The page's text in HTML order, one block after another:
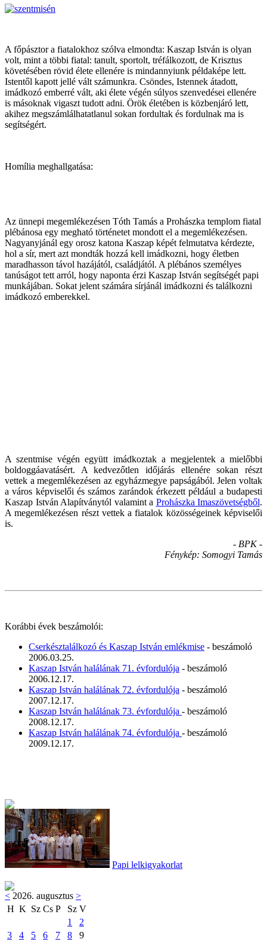
A főpásztor a fiatalokhoz szólva elmondta: Kaszap István is olyan
volt, mint a többi fiatal: tanult, sportolt, tréfálkozott, de Krisztus
követésében rövid élete ellenére is mindannyiunk példaképe lett.
Istentől kapott jellé vált számunkra. Csöndes, Istennek átadott,
imádkozó emberré vált, aki élete végén súlyos szenvedései ellenére
is másoknak vigaszt tudott adni. Örök életében is közbenjáró lett,
akihez megszámlálhatatlanul sokan fordultak és fordulnak ma is
segítségért.
Homília meghallgatása:
Az ünnepi megemlékezésen Tóth Tamás a Prohászka templom fiatal
plébánosa egy megható történetet mondott el a megemlékezésen.
Nagyanyjánál egy orosz katona Kaszap képét felmutatva kérdezte,
hol a sír, mert azt mondták hozzá kell imádkozni, hogy életben
maradhasson távol hazájától, családjától. A plébános személyes
tanúságot tett arról, hogy naponta érzi Kaszap István segítségét papi
munkájában. Sokat jelent számára sírjánál imádkozni és találkozni
imádkozó emberekkel.
A szentmise végén együtt imádkoztak a megjelentek a mielőbbi
boldoggáavatásért. A kedvezőtlen időjárás ellenére sokan részt
vettek a megemlékezésen az egyházmegye papságából. Jelen voltak
a város képviselői és számos zarándok érkezett például a budapesti
Kaszap István Alapítványtól valamint a Prohászka Imaszövetségből.
A megemlékezésen részt vettek a fiatalok közösségeinek képviselői
is.
- BPK -
Fénykép: Somogyi Tamás
Korábbi évek beszámolói:
Cserkésztalálkozó és Kaszap István emlékmise - beszámoló
2006.03.25.
Kaszap István halálának 71. évfordulója - beszámoló
2006.12.17.
Kaszap István halálának 72. évfordulója - beszámoló
2007.12.17.
Kaszap István halálának 73. évfordulója - beszámoló
2008.12.17.
Kaszap István halálának 74. évfordulója - beszámoló
2009.12.17.
Papi lelkigyakorlat
< 2026. augusztus >
H K Sz Cs P Sz V
1
2
3
4 5 6 7 8
9